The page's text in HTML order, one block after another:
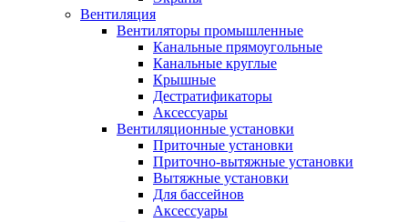
Вентиляция
Вентиляторы промышленные
Канальные прямоугольные
Канальные круглые
Крышные
Дестратификаторы
Аксессуары
Вентиляционные установки
Приточные установки
Приточно-вытяжные установки
Вытяжные установки
Для бассейнов
Аксессуары